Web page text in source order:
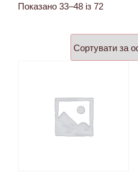
Показано 33–48 із 72